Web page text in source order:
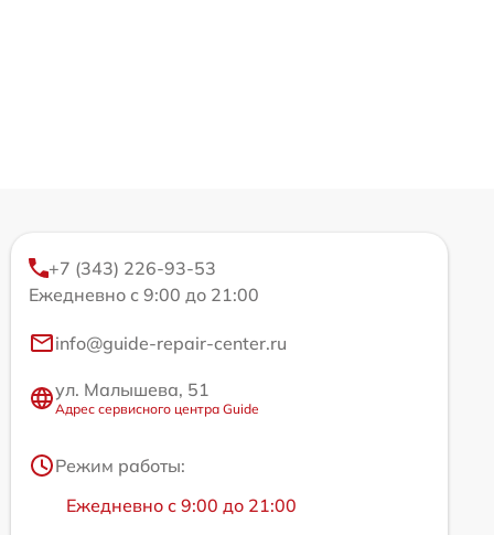
+7 (343) 226-93-53
Ежедневно с 9:00 до 21:00
info@guide-repair-center.ru
ул. Малышева, 51
Адрес сервисного центра Guide
Режим работы:
Ежедневно с 9:00 до 21:00